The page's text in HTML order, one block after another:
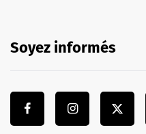
Soyez informés